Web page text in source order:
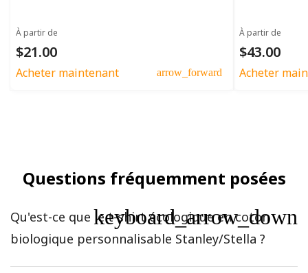
À partir de
$21.00
Acheter maintenant arrow_forward
À partir de
$43.00
Acheter
Questions fréquemment posées
Qu'est-ce que le t-shirt écologique en coton
biologique personnalisable Stanley/Stella ?
keyboard_arrow_down